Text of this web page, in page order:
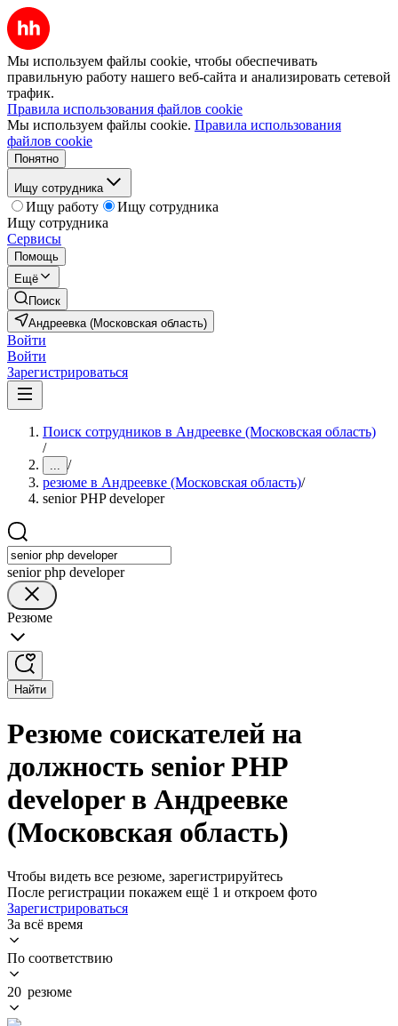
Мы используем файлы cookie, чтобы обеспечивать
правильную работу нашего веб-сайта и анализировать сетевой
трафик.
Правила использования файлов cookie
Мы используем файлы cookie. Правила использования
файлов cookie
Понятно
Ищу сотрудника
Ищу работу
Ищу сотрудника
Ищу сотрудника
Сервисы
Помощь
Ещё
Поиск
Андреевка (Московская область)
Войти
Войти
Зарегистрироваться
Поиск сотрудников в Андреевке (Московская область)
/
... /
резюме в Андреевке (Московская область)/
senior PHP developer
senior php developer
Резюме
Найти
Резюме соискателей на
должность senior PHP
developer в Андреевке
(Московская область)
Чтобы видеть все резюме, зарегистрируйтесь
После регистрации покажем ещё 1 и откроем фото
Зарегистрироваться
За всё время
По соответствию
20 резюме